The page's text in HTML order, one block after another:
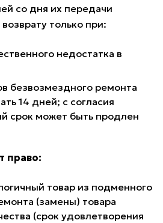
со дня их передачи
только при:
недостатка в
безвозмездного ремонта
14 дней; с согласия
срок может быть продлен
право:
товар из подменного
(замены) товара
(срок удовлетворения